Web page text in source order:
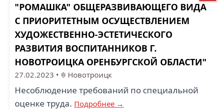
"РОМАШКА" ОБЩЕРАЗВИВАЮЩЕГО ВИДА
С ПРИОРИТЕТНЫМ ОСУЩЕСТВЛЕНИЕМ
ХУДОЖЕСТВЕННО-ЭСТЕТИЧЕСКОГО
РАЗВИТИЯ ВОСПИТАННИКОВ Г.
НОВОТРОИЦКА ОРЕНБУРГСКОЙ ОБЛАСТИ"
27.02.2023 • Новотроицк
Несоблюдение требований по специальной
оценке труда. Подробнее →